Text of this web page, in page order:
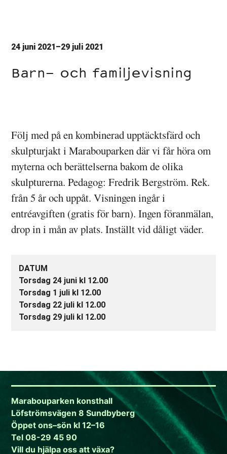
24 juni 2021–29 juli 2021
Barn- och familjevisning
Följ med på en kombinerad upptäcktsfärd och
skulpturjakt i Marabouparken där vi får höra om
myterna och berättelserna bakom de olika
skulpturerna. Pedagog: Fredrik Bergström. Rek.
från 5 år och uppåt. Visningen ingår i
entréavgiften (gratis för barn). Ingen föranmälan,
drop in i mån av plats. Inställt vid dåligt väder.
DATUM
Torsdag 24 juni kl 12.00
Torsdag 1 juli kl 12.00
Torsdag 22 juli kl 12.00
Torsdag 29 juli kl 12.00
Marabouparken konsthall
Löfströmsvägen 8 Sundbyberg
Öppet ons–sön kl 12–16
Tel 08-29 45 90
Vill du hjälpa oss att växa?